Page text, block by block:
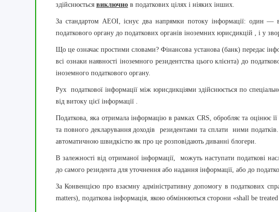
здійснюється виключно в податкових цілях і ніяких інших.
За стандартом AEOI, існує два напрямки потоку інформації: один —
податкового органу до податкових органів іноземних юрисдикцій , і у
Що це означає простими словами? Фінансова установа (банк) передає
всі ознаки наявності іноземного резидентства цього клієнта) до
іноземного податкового органу.
Рух податкової інформації між юрисдикціями здійснюється по
від витоку цієї інформації .
Податкова, яка отримала інформацію в рамках CRS , обробляє та оцінює її
та повного декларування доходів резидентами та сплати ними
автоматичною швидкістю як про це розповідають диванні блогери.
В залежності від отриманої інформації, можуть наступати податкові
до самого резидента для уточнення або надання інформації, або до
За Конвенцією про взаємну адміністративну допомогу в податкових
matters), податкова інформація, якою обмінюються сторони «shall be